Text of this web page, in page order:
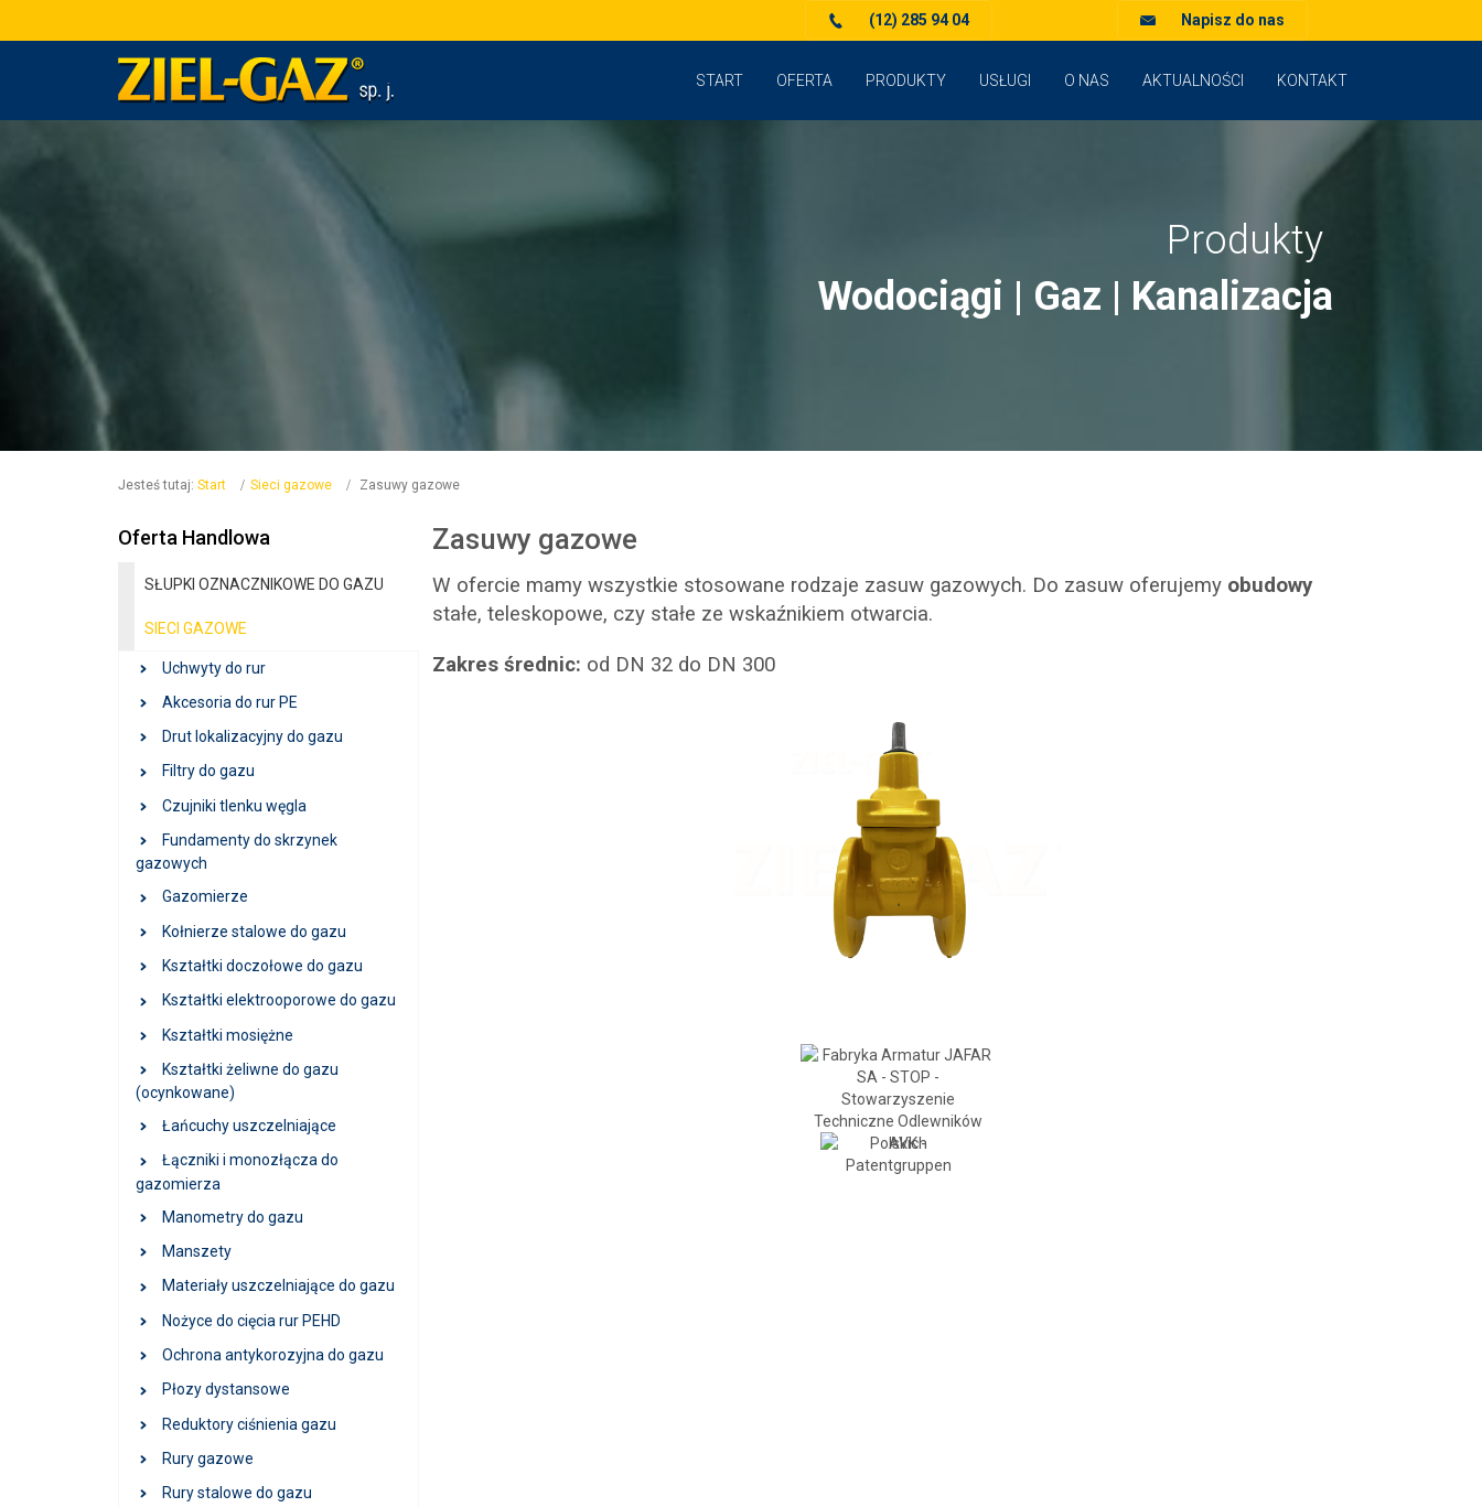
(12) 285 94 04 Napisz do nas
START OFERTA PRODUKTY USŁUGI O NAS AKTUALNOŚCI KONTAKT
Produkty
Wodociągi | Gaz | Kanalizacja
Jesteś tutaj: Start Sieci gazowe Zasuwy gazowe
Oferta Handlowa
SŁUPKI OZNACZNIKOWE DO GAZU
SIECI GAZOWE
Uchwyty do rur
Akcesoria do rur PE
Drut lokalizacyjny do gazu
Filtry do gazu
Czujniki tlenku węgla
Fundamenty do skrzynek
gazowych
Gazomierze
Kołnierze stalowe do gazu
Kształtki doczołowe do gazu
Kształtki elektrooporowe do gazu
Kształtki mosiężne
Kształtki żeliwne do gazu
(ocynkowane)
Łańcuchy uszczelniające
Łączniki i monozłącza do
gazomierza
Manometry do gazu
Manszety
Materiały uszczelniające do gazu
Nożyce do cięcia rur PEHD
Ochrona antykorozyjna do gazu
Płozy dystansowe
Reduktory ciśnienia gazu
Rury gazowe
Rury stalowe do gazu
Zasuwy gazowe
W ofercie mamy wszystkie stosowane rodzaje zasuw gazowych. Do zasuw oferujemy obudowy
stałe, teleskopowe, czy stałe ze wskaźnikiem otwarcia.
Zakres średnic: od DN 32 do DN 300